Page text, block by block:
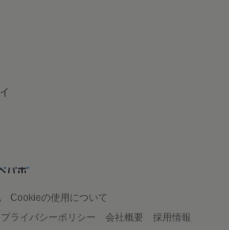
Cookieの使用について
プライバシーポリシー 会社概要
採用情報